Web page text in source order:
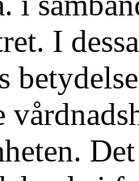
I
Det